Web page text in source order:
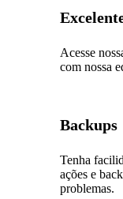
Acesse
com nossa
Backups
Tenha
ações e
problemas.